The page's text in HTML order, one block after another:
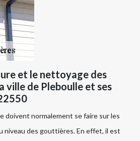
et le nettoyage des
ville de Pleboulle et ses
doivent normalement se faire sur les
niveau des gouttières. En effet, il est